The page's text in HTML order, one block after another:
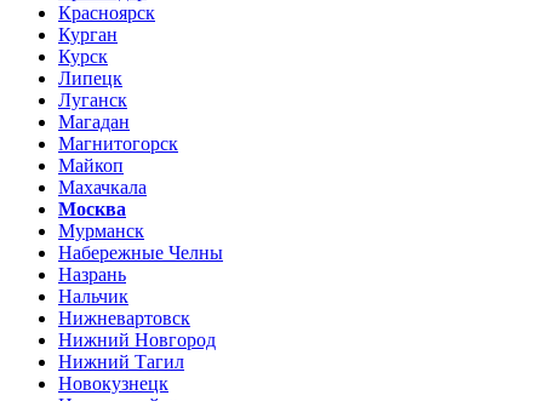
Красноярск
Курган
Курск
Липецк
Луганск
Магадан
Магнитогорск
Майкоп
Махачкала
Москва
Мурманск
Набережные Челны
Назрань
Нальчик
Нижневартовск
Нижний Новгород
Нижний Тагил
Новокузнецк